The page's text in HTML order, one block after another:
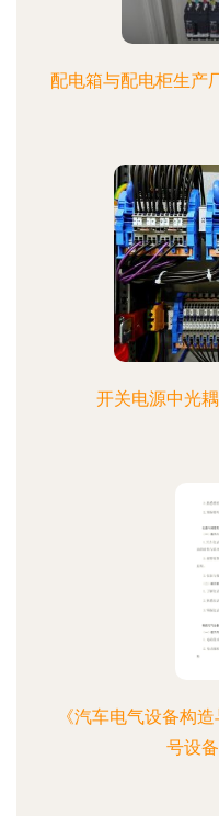
配电箱与配电柜生产
开关电源中光
《汽车电气设备构
号设